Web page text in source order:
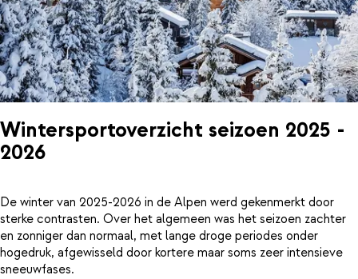
Wintersportoverzicht seizoen 2025 -
2026
De winter van 2025-2026 in de Alpen werd gekenmerkt door
sterke contrasten. Over het algemeen was het seizoen zachter
en zonniger dan normaal, met lange droge periodes onder
hogedruk, afgewisseld door kortere maar soms zeer intensieve
sneeuwfases.